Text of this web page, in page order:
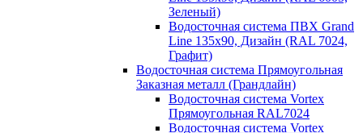
Зеленый)
Водосточная система ПВХ Grand
Line 135х90, Дизайн (RAL 7024,
Графит)
Водосточная система Прямоугольная
Заказная металл (Грандлайн)
Водосточная система Vortex
Прямоугольная RAL7024
Водосточная система Vortex